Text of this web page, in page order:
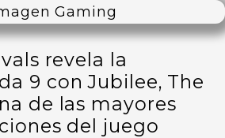
revela la
9 con Jubilee, The
de las mayores
del juego